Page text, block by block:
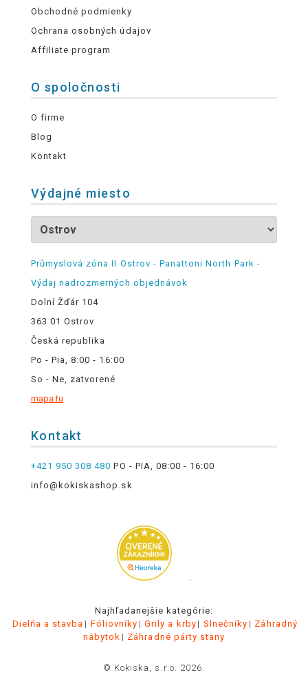
Obchodné podmienky
Ochrana osobných údajov
Affiliate program
O spoločnosti
O firme
Blog
Kontakt
Výdajné miesto
Průmyslová zóna II Ostrov - Panattoni North Park -
Výdaj nadrozmerných objednávok
Dolní Žďár 104
363 01 Ostrov
Česká republika
Po - Pia, 8:00 - 16:00
So - Ne, zatvorené
mapa tu
Kontakt
+421 950 308 480 PO - PIA, 08:00 - 16:00
info@kokiskashop.sk
.
Najhľadanejšie kategórie:
Dielňa a stavba
Fóliovníky Grily a krby Slnečníky
Záhradný
nábytok
Záhradné párty stany
© Kokiska, s.r.o. 2026.